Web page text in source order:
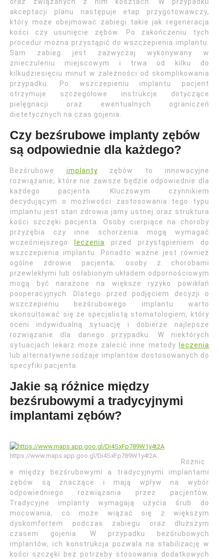
oraz związanych z nim kosztach. W przypadku
akceptacji planu następuje etap przygotowawczy,
który może obejmować zabiegi takie jak regeneracja
kości czy usunięcie zębów. Po zakończeniu tych
procedur można przystąpić do wszczepienia implantu.
Sam zabieg jest zazwyczaj wykonywany w
znieczuleniu miejscowym i trwa od kilku do
kilkudziesięciu minut w zależności od skomplikowania
przypadku. Po wszczepieniu implantu pacjent
otrzymuje szczegółowe instrukcje dotyczące
pielęgnacji oraz ewentualnych ograniczeń
dietetycznych na czas gojenia.
Czy bezśrubowe implanty zębów
są odpowiednie dla każdego?
Bezśrubowe implanty zębów to innowacyjne
rozwiązanie, które nie zawsze będzie odpowiednie dla
każdego pacjenta. Kluczowym czynnikiem
decydującym o możliwości zastosowania tego typu
implantu jest stan zdrowia jamy ustnej oraz struktura
kości szczęki pacjenta. Osoby cierpiące na choroby
przyzębia czy inne schorzenia mogą wymagać
wcześniejszego
leczenia przed przystąpieniem do
wszczepienia implantu. Ponadto ważne jest również
ogólne zdrowie pacjenta; osoby z chorobami
przewlekłymi lub osłabionym układem odpornościowym
mogą być narażone na większe ryzyko powikłań
pooperacyjnych. Dlatego przed podjęciem decyzji o
wszczepieniu bezśrubowego implantu warto
skonsultować się ze specjalistą stomatologiem, który
oceni indywidualną sytuację i dobierze najlepsze
rozwiązanie dla danego przypadku. W niektórych
sytuacjach lekarz może zalecić inne metody
leczenia
lub alternatywne rodzaje implantów dostosowanych do
specyfiki pacjenta.
Jakie są różnice między
bezśrubowymi a tradycyjnymi
implantami zębów?
https://www.maps.app.goo.gl/Di4SxFp789W1y4t2A
Różnic
e między bezśrubowymi a tradycyjnymi implantami
zębów są znaczące i mają wpływ na wybór
odpowiedniego rozwiązania przez pacjentów.
Tradycyjne implanty wymagają użycia śrub do
mocowania, co może wiązać się z większym
dyskomfortem podczas zabiegu oraz dłuższym
czasem gojenia. W przypadku bezśrubowych
implantów, ich konstrukcja pozwala na stabilizację w
kości szczęki bez potrzeby stosowania dodatkowych